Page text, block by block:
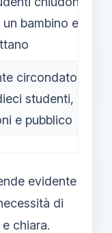
bambino e lo
circondato da
studenti,
e pubblico
evidente
di
chiara.